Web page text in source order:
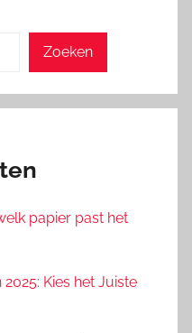
Zoeken
papier past het
Kies het Juiste